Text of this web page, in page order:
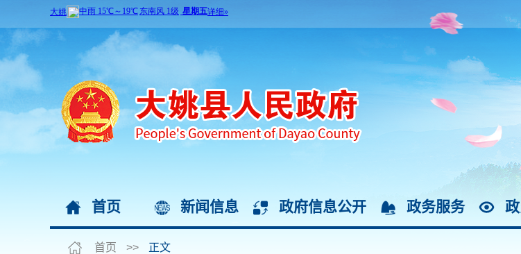
首页 新闻信息 政府信息公开 政务服务
首页 >> 正文